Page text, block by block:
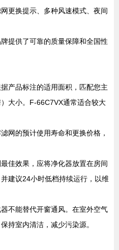
更换提示、多种风速模式、夜间
牌提供了可靠的质量保障和全国性
据产品标注的适用面积，匹配您主
大小。F-66C7VX通常适合较大
网的预计使用寿命和更换价格，
佳效果，应将净化器放置在房间
建议24小时低档持续运行，以维
不能替代开窗通风。在室外空气
持室内清洁，减少污染源。